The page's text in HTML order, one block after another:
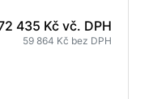
435 Kč vč. DPH
59 864 Kč bez DPH